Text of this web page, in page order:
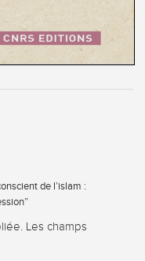
de l’islam :
Les champs